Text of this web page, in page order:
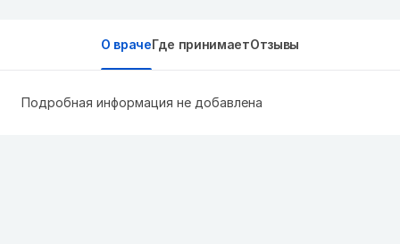
О врачеГде принимаетОтзывы
Подробная информация не добавлена